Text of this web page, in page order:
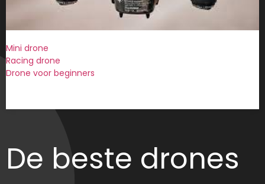
Mini drone
Racing drone
Drone voor beginners
De beste drones